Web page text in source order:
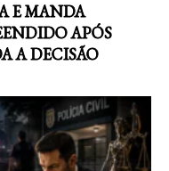
E MANDA
APÓS
A DECISÃO